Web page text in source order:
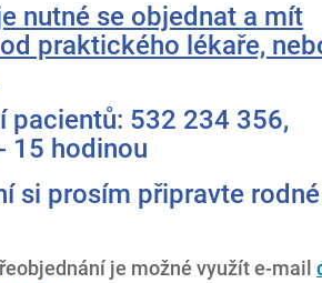
nutné se objednat a mít
praktického lékaře,
pacientů: 532 234 356,
15 hodinou
si prosím připravte
je možné využít e-mail